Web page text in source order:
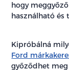
hogy
használható és
Kipróbálná
Ford
győződhet